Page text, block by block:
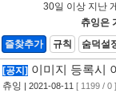
30일 이상 지난
츄잉은
즐찾추가
규칙 숨덕설
[공지] 이미지 등록시
츄잉 | 2021-08-11 [ 1199 / 0 ]